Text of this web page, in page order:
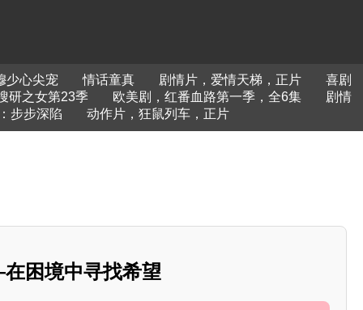
少心尖宠 情话童真 剧情片，爱情天梯，正片
喜剧
研之女第23季
欧美剧，红番血路第一季，全6集
剧情
步步深陷
动作片，狂鼠列车，正片
困境中寻找希望